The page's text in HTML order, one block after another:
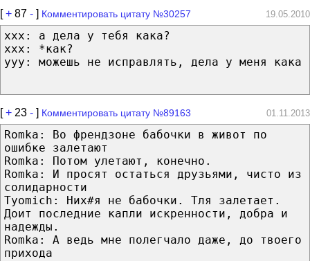
[+ 87 - ] Комментировать цитату №30257 19.05.2010
xxx: а дела у тебя кака?
xxx: *как?
yyy: можешь не исправлять, дела у меня кака
[+ 23 - ] Комментировать цитату №89163 01.11.2013
Romka: Во френдзоне бабочки в живот по
ошибке залетают
Romka: Потом улетают, конечно.
Romka: И просят остаться друзьями, чисто из
солидарности
Tyomich: Них#я не бабочки. Тля залетает.
Доит последние капли искренности, добра и
надежды.
Romka: А ведь мне полегчало даже, до твоего
прихода